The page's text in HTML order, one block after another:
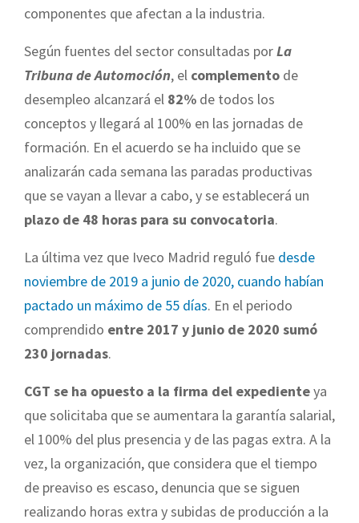
componentes que afectan a la industria.
Según fuentes del sector consultadas porLa
Tribuna de Automoción, el complemento de
desempleo alcanzará el 82% de todos los
conceptos y llegará al 100% en las jornadas de
formación. En el acuerdo se ha incluido que se
analizarán cada semana las paradas productivas
que se vayan a llevar a cabo, y se establecerá un
plazo de 48 horas para su convocatoria.
La última vez que Iveco Madrid reguló fue desde
noviembre de 2019 a junio de 2020, cuando habían
pactado un máximo de 55 días. En el periodo
comprendido entre 2017 y junio de 2020 sumó
230 jornadas.
CGT se ha opuesto a la firma del expedienteya
que solicitaba que se aumentara la garantía salarial,
el 100% del plus presencia y de las pagas extra. A la
vez, la organización, que considera que el tiempo
de preaviso es escaso, denuncia que se siguen
realizando horas extra y subidas de producción a la